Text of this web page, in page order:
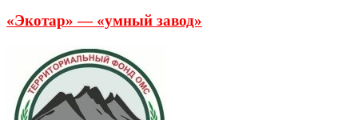
«Экотар» — «умный завод»